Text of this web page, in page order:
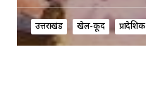
उत्तराखंड खेल-कूद प्रादेशिक